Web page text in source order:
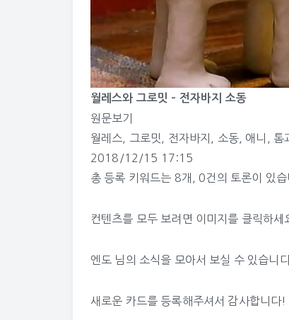
월레스와 그로밋 – 전자바지 소동
원문보기
월레스
그로밋 전자바지 소동, 애니 톰
2018/12/15 17:15
총 등록 키워드는 8개 ,0건 의 토론이 있습
컨텐츠를 모두 보려면 이미지를 클릭하세
엔도 님의 소식을 모아서 보실 수 있습니
새로운 카드를 등록해주셔서 감사합니다!